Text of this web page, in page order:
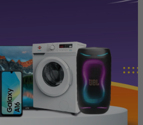
Personaliza la temperatura según
libertad de movimiento y
enredos durante el peinado.
Regulable Digital
220°